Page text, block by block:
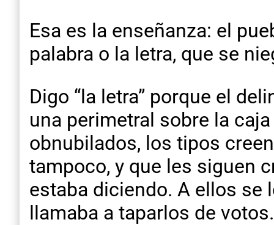
Esa es la enseñanza: el
palabra o la letra, que se
Digo “la letra” porque el
una perimetral sobre la
obnubilados, los tipos
tampoco, y que les siguen
estaba diciendo. A ellos se
llamaba a taparlos de votos.